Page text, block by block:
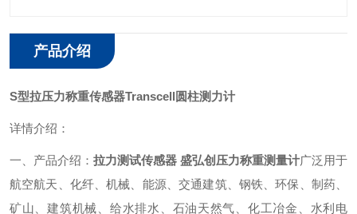
产品介绍
S型拉压力称重传感器Transcell圆柱测力计
详情介绍：
一、产品介绍： 拉力测试传感器 盛弘创压力称重测量计广泛用于
航空航天、化纤、机械、能源、交通建筑、钢铁、环保、制药、
矿山、建筑机械、给水排水、石油天然气、化工冶金、水利电